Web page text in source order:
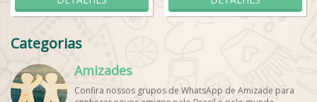
Categorias
Amizades
Confira nossos grupos de WhatsApp de Amizade para